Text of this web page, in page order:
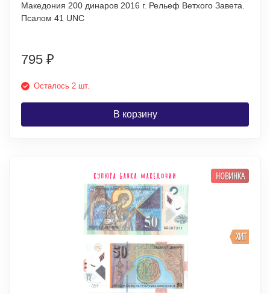
Македония 200 динаров 2016 г. Рельеф Ветхого Завета.
Псалом 41 UNC
795 ₽
Осталось 2 шт.
В корзину
ХИТ
НОВИНКА